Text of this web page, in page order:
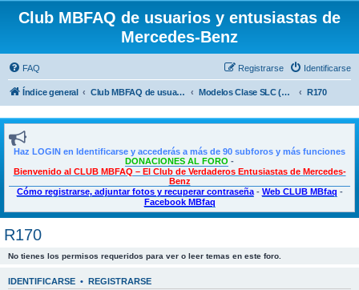
Club MBFAQ de usuarios y entusiastas de
Mercedes-Benz
FAQ Identificarse
Registrarse
Índice general Club MBFAQ de usuarios y entusiastas de Mercedes Benz Modelos Clase SLC (SLK) R170
Haz LOGIN en Identificarse y accederás a más de 90 subforos y más funciones
DONACIONES AL FORO -
Bienvenido al CLUB MBFAQ – El Club de Verdaderos Entusiastas de Mercedes-
Benz
Cómo registrarse, adjuntar fotos y recuperar contraseña- Web CLUB MBfaq -
Facebook MBfaq
R170
No tienes los permisos requeridos para ver o leer temas en este foro.
IDENTIFICARSE • REGISTRARSE